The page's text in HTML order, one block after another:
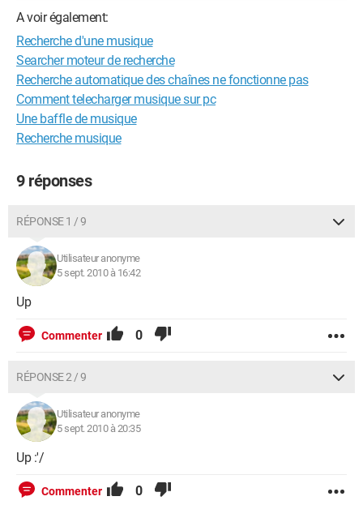
A voir également:
Recherche d'une musique
Searcher moteur de recherche
Recherche automatique des chaînes ne fonctionne pas
Comment telecharger musique sur pc
Une baffle de musique
Recherche musique
9 réponses
RÉPONSE 1 / 9
Utilisateur anonyme
5 sept. 2010 à 16:42
Up
Commenter 0
RÉPONSE 2 / 9
Utilisateur anonyme
5 sept. 2010 à 20:35
Up :'/
Commenter 0